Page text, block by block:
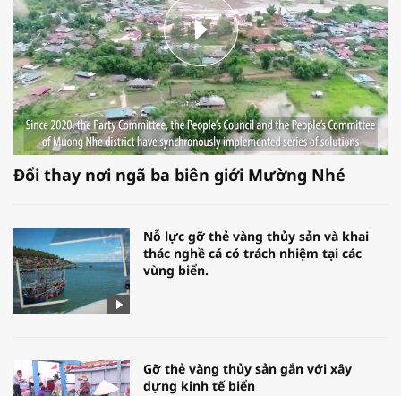
Đổi thay nơi ngã ba biên giới Mường Nhé
Nỗ lực gỡ thẻ vàng thủy sản và khai
thác nghề cá có trách nhiệm tại các
vùng biển.
Gỡ thẻ vàng thủy sản gắn với xây
dựng kinh tế biển